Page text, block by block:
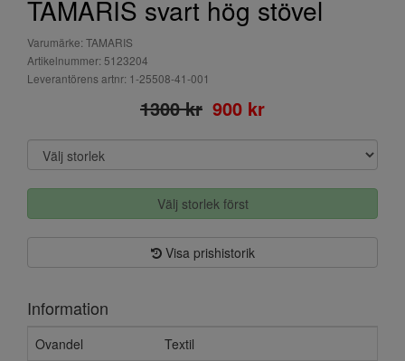
TAMARIS svart hög stövel
Varumärke: TAMARIS
Artikelnummer: 5123204
Leverantörens artnr: 1-25508-41-001
1300 kr 900 kr
Välj storlek först
Visa prishistorik
Information
Ovandel
Textil